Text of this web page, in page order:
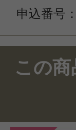
申込番号
この
2件のレ
この